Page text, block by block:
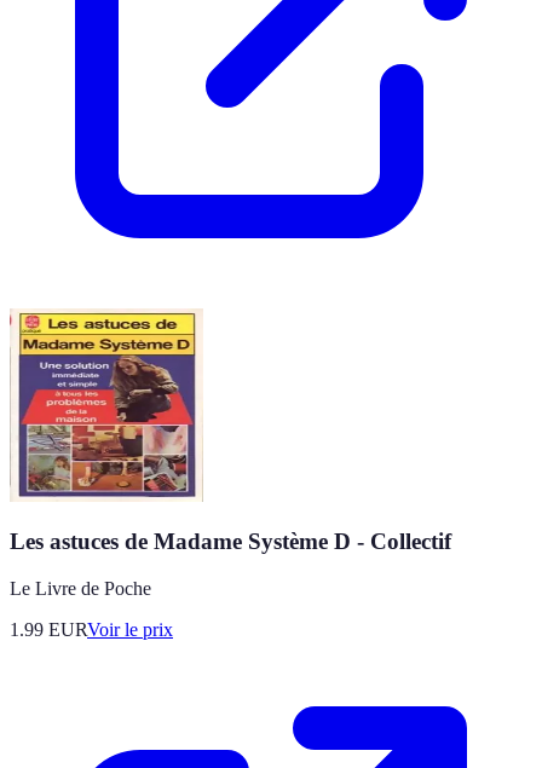
Les astuces de Madame Système D - Collectif
Le Livre de Poche
1.99 EURVoir le prix